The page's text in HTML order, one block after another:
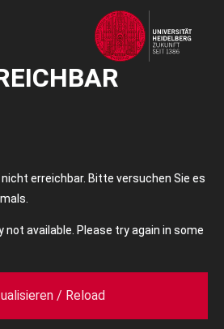
erreichbar. Bitte versuchen Sie es
available. Please try again in some
/ Reload